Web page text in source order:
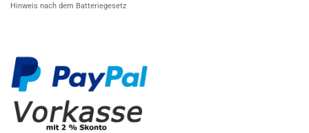
Hinweis nach dem Batteriegesetz